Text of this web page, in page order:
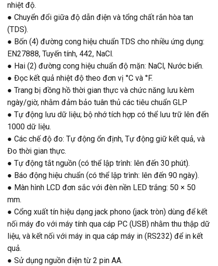
nhiệt độ.
● Chuyển đổi giữa độ dẫn điện và tổng chất rắn hòa tan
(TDS).
● Bốn (4) đường cong hiệu chuẩn TDS cho nhiều ứng dụng:
EN27888, Tuyến tính, 442, NaCl.
● Hai (2) đường cong hiệu chuẩn độ mặn: NaCl, Nước biển.
● Đọc kết quả nhiệt độ theo đơn vị °C và °F.
● Trang bị đồng hồ thời gian thực và chức năng lưu kèm
ngày/giờ, nhằm đảm bảo tuân thủ các tiêu chuẩn GLP
● Tự động lưu dữ liệu; bộ nhớ tích hợp có thể lưu trữ lên đến
1000 dữ liệu.
● Các chế độ đo: Tự động ổn định, Tự động giữ kết quả, và
Đo thời gian thực.
● Tự động tắt nguồn (có thể lập trình: lên đến 30 phút).
● Báo động hiệu chuẩn (có thể lập trình: lên đến 90 ngày).
● Màn hình LCD đơn sắc với đèn nền LED trắng: 50 × 50
mm.
● Cổng xuất tín hiệu dạng jack phono (jack tròn) dùng để kết
nối máy đo với máy tính qua cáp PC (USB) nhằm thu thập dữ
liệu, và kết nối với máy in qua cáp máy in (RS232) để in kết
quả.
● Sử dụng nguồn điện từ 2 pin AA.